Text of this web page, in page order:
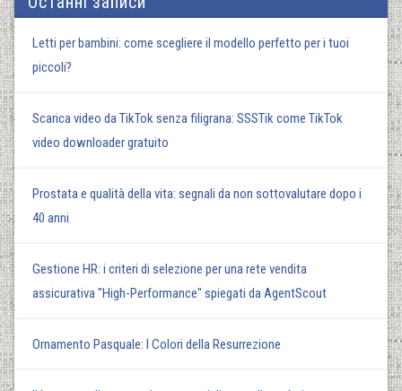
Letti per bambini: come scegliere il modello perfetto per i tuoi
piccoli?
Scarica video da TikTok senza filigrana: SSSTik come TikTok
video downloader gratuito
Prostata e qualità della vita: segnali da non sottovalutare dopo i
40 anni
Gestione HR: i criteri di selezione per una rete vendita
assicurativa "High-Performance" spiegati da AgentScout
Ornamento Pasquale: I Colori della Resurrezione